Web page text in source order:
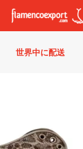
世界中に配送